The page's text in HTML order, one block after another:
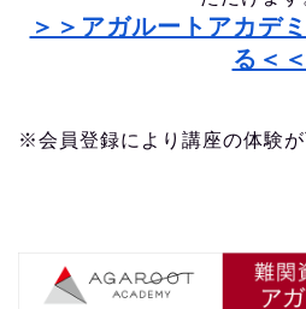
＞＞アガルートアカデ
る＜＜
※会員登録により講座の体験が